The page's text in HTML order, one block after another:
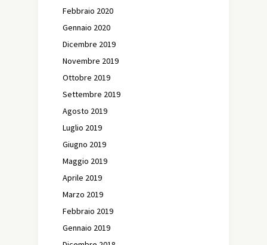
Febbraio 2020
Gennaio 2020
Dicembre 2019
Novembre 2019
Ottobre 2019
Settembre 2019
Agosto 2019
Luglio 2019
Giugno 2019
Maggio 2019
Aprile 2019
Marzo 2019
Febbraio 2019
Gennaio 2019